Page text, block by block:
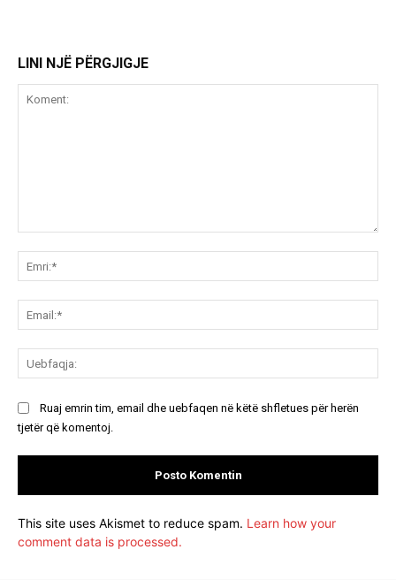
LINI NJË PËRGJIGJE
Ruaj emrin tim, email dhe uebfaqen në këtë shfletues për herën
tjetër që komentoj.
This site uses Akismet to reduce spam. Learn how your
comment data is processed.